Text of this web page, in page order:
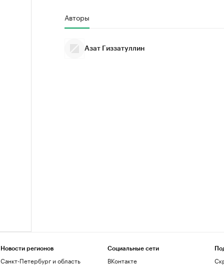
Авторы
Азат Гиззатуллин
Новости регионов
Санкт-Петербург и область
Социальные сети
ВКонтакте